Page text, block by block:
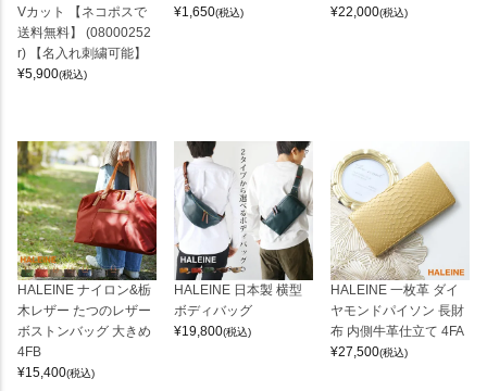
Vカット 【ネコポスで
送料無料】 (08000252
r) 【名入れ刺繍可能】
¥5,900(税込)
¥1,650(税込)
¥22,000(税込)
HALEINE ナイロン&栃
木レザー たつのレザー
ボストンバッグ 大きめ
4FB
¥15,400(税込)
HALEINE 日本製 横型
ボディバッグ
¥19,800(税込)
HALEINE 一枚革 ダイ
ヤモンドパイソン 長財
布 内側牛革仕立て 4FA
¥27,500(税込)